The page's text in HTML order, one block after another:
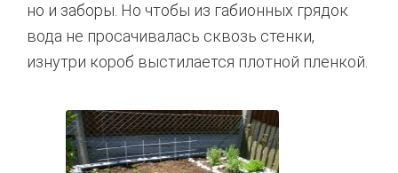
но и заборы. Но чтобы из габионных грядок
вода не просачивалась сквозь стенки,
изнутри короб выстилается плотной пленкой.